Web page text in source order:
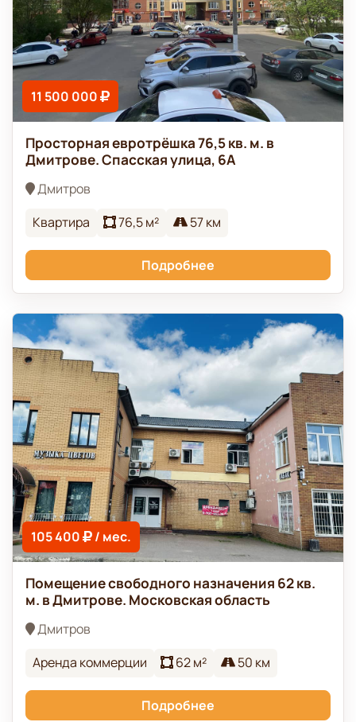
11 500 000
Просторная евротрёшка 76,5 кв. м. в
Дмитрове. Спасская улица, 6А
Дмитров
Квартира
76,5 м² 57 км
Подробнее
105 400 / мес.
Помещение свободного назначения 62 кв.
м. в Дмитрове. Московская область
Дмитров
Аренда коммерции
62 м² 50 км
Подробнее